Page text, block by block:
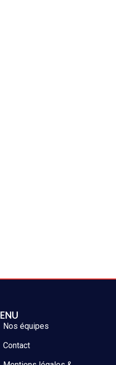
MENU
Nos équipes
Contact